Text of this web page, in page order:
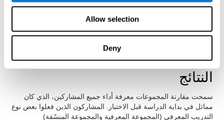
Allow selection
Deny
الوقتxالتدريب البدني.
النتائج
سمحت مقارنة المجموعات معرفة أداء جميع المشاركين، الذي كان
مماثل في بداية الدراسة قبل الاختبار. المشاركون الذين فعلوا بعض نوع
التدريب المعرفي (المجموعة المعرفية والمجموعة المنسّقة)